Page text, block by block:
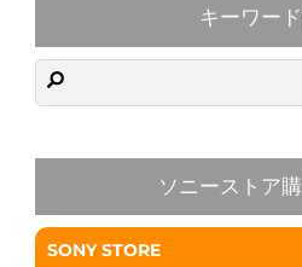
キーワー
ソニーストア
SONY STORE